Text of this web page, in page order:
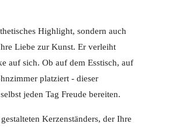
Highlight, sondern auch
Liebe zur Kunst. Er verleiht
auf sich. Ob auf dem Esstisch, auf
platziert - dieser
jeden Tag Freude bereiten.
Kerzenständers, der Ihre